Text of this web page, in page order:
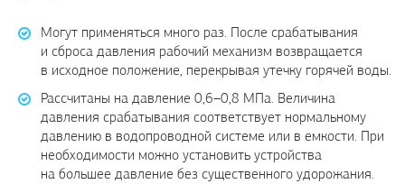
Могут применяться много раз. После срабатывания
и сброса давления рабочий механизм возвращается
в исходное положение, перекрывая утечку горячей воды.
Рассчитаны на давление 0,6–0,8 МПа. Величина
давления срабатывания соответствует нормальному
давлению в водопроводной системе или в емкости. При
необходимости можно установить устройства
на большее давление без существенного удорожания.